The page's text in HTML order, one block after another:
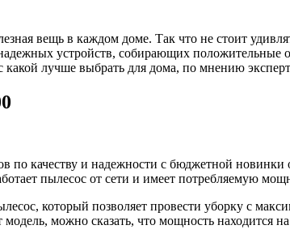
вещь в каждом доме. Так что не стоит
устройств, собирающих
какой лучше выбрать для дома, по мнению
по качеству и надежности с бюджетной
пылесос от сети и имеет потребляемую
который позволяет провести уборку с
можно сказать, что мощность находится